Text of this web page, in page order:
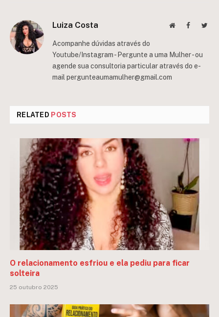
Luiza Costa WebsiteFacebook
Acompanhe dúvidas através do
Youtube/Instagram - Pergunte a uma Mulher - ou
agende sua consultoria particular através do e-
mail pergunteaumamulher@gmail.com
RELATED POSTS
O relacionamento esfriou e ela pediu para ficar
solteira
25 outubro 2025